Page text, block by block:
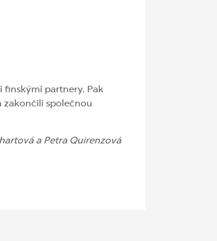
finskými partnery. Pak
zakončili společnou
a Petra Quirenzová